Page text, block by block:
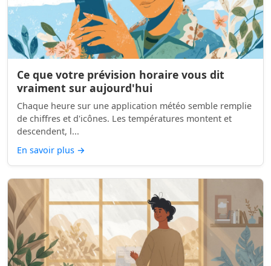
Ce que votre prévision horaire vous dit
vraiment sur aujourd'hui
Chaque heure sur une application météo semble remplie
de chiffres et d'icônes. Les températures montent et
descendent, l...
En savoir plus →